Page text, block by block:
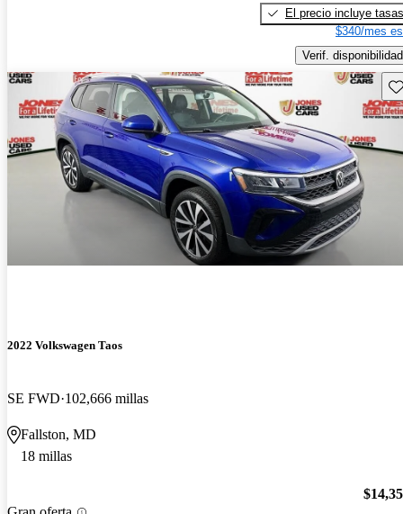
El precio incluye tasas
$340/mes
Verif. disponibilidad
2022 Volkswagen Taos
SE FWD 102,666 millas
Fallston, MD
18 millas